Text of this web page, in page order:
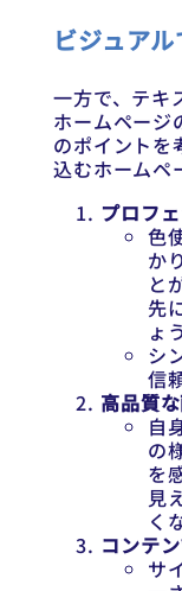
ビジュア
一方で、テキ
ホームページ
のポイントを
込むホームペ
プロフ
色
か
と
先
ょ
シ
信
高品質
自
の
を
見
く
コンテ
サ